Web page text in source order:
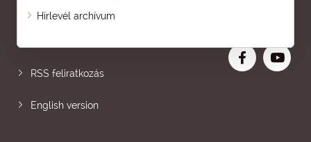
Hírlevél archívum
Oldaltérkép
RSS feliratkozás
English version